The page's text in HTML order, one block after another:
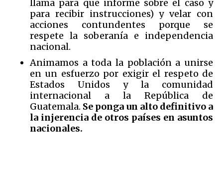
llama para que informe sobre el caso y
para recibir instrucciones) y velar con
acciones contundentes porque se
respete la soberanía e independencia
nacional.
Animamos a toda la población a unirse
en un esfuerzo por exigir el respeto de
Estados Unidos y la comunidad
internacional a la República de
Guatemala. Se ponga un alto definitivo a
la injerencia de otros países en asuntos
nacionales.